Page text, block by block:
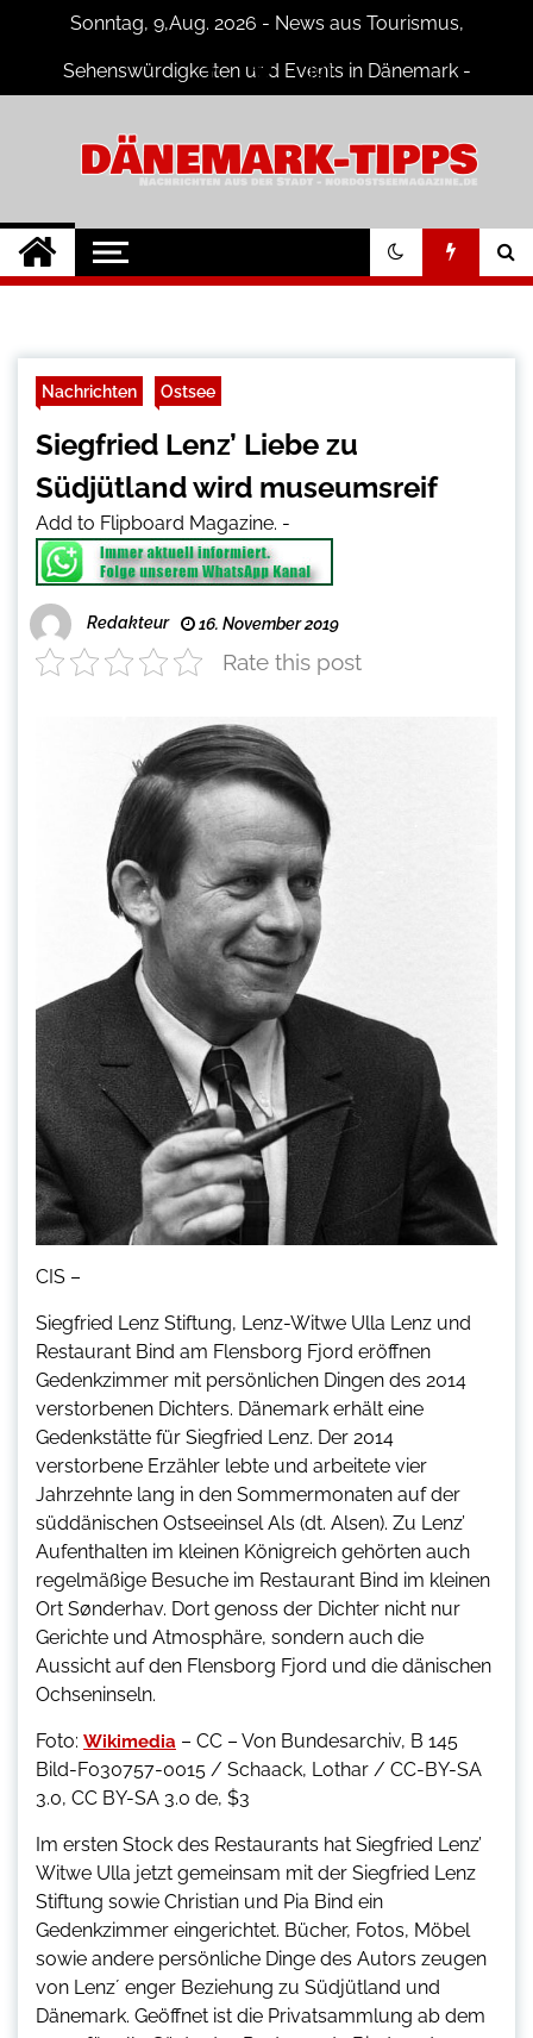
content
Sonntag, 9,Aug. 2026 - News aus Tourismus,
Sehenswürdigkeiten und Events in Dänemark -
Dänemark Tipps
Neuigkeiten und Nachrichten in
Dänemark
Nachrichten Ostsee
Siegfried Lenz’ Liebe zu
Südjütland wird museumsreif
Add to Flipboard Magazine. -
Redakteur 16. November 2019
Rate this post
CIS –
Siegfried Lenz Stiftung, Lenz-Witwe Ulla Lenz und
Restaurant Bind am Flensborg Fjord eröffnen
Gedenkzimmer mit persönlichen Dingen des 2014
verstorbenen Dichters. Dänemark erhält eine
Gedenkstätte für Siegfried Lenz. Der 2014
verstorbene Erzähler lebte und arbeitete vier
Jahrzehnte lang in den Sommermonaten auf der
süddänischen Ostseeinsel Als (dt. Alsen). Zu Lenz’
Aufenthalten im kleinen Königreich gehörten auch
regelmäßige Besuche im Restaurant Bind im kleinen
Ort Sønderhav. Dort genoss der Dichter nicht nur
Gerichte und Atmosphäre, sondern auch die
Aussicht auf den Flensborg Fjord und die dänischen
Ochseninseln.
Foto: Wikimedia – CC – Von Bundesarchiv, B 145
Bild-F030757-0015 / Schaack, Lothar / CC-BY-SA
3.0, CC BY-SA 3.0 de, $3
Im ersten Stock des Restaurants hat Siegfried Lenz’
Witwe Ulla jetzt gemeinsam mit der Siegfried Lenz
Stiftung sowie Christian und Pia Bind ein
Gedenkzimmer eingerichtet. Bücher, Fotos, Möbel
sowie andere persönliche Dinge des Autors zeugen
von Lenz´ enger Beziehung zu Südjütland und
Dänemark. Geöffnet ist die Privatsammlung ab dem